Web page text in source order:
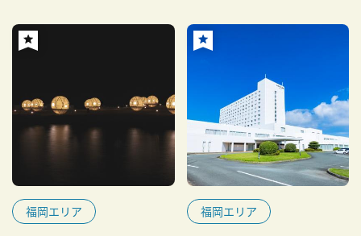
福岡エリア 福岡エリア